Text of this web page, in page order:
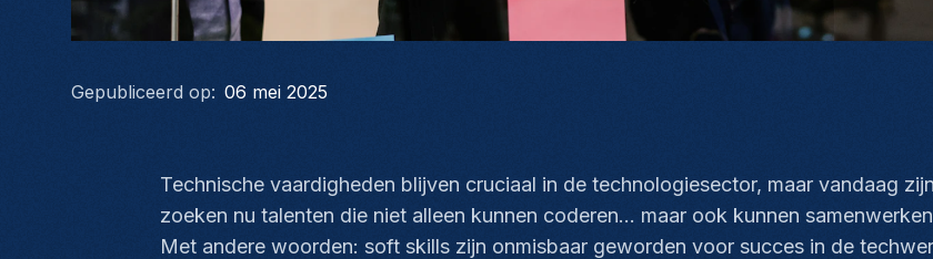
Gepubliceerd op: 06 mei 2025
Technische vaardigheden blijven cruciaal in de technologiesector, maar vandaag
zoeken nu talenten die niet alleen kunnen coderen… maar ook kunnen
Met andere woorden: soft skills zijn onmisbaar geworden voor succes in de